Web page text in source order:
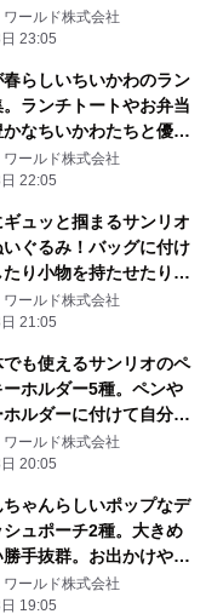
りです。
ールド株式会社
23:05
らしいちいかわのラン
ランチトートやお弁当
なちいかわたちと優し
和む
ールド株式会社
22:05
ュッと掴まるサンリオ
ぐるみ！バッグに付け
り小物を持たせたりと
る！
ールド株式会社
21:05
も使えるサンリオのペ
ホルダー5種。ペンや
ルダーに付けて自分だ
よう
ールド株式会社
20:05
ゃんらしいポップなデ
ュポーチ2種。大きめ
手抜群。お出かけや旅
ールド株式会社
19:05